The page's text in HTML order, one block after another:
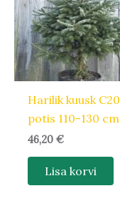
Harilik kuusk C20
potis 110-130 cm
46,20€
Lisa korvi